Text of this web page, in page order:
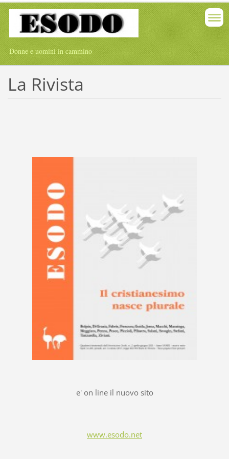
Donne e uomini in cammino
La Rivista
e' on line il nuovo sito
www.esodo.net